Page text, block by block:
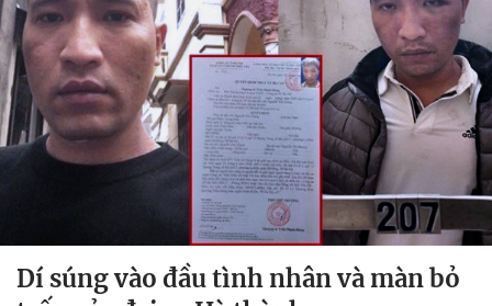
Dí súng vào đầu tình nhân và màn bỏ